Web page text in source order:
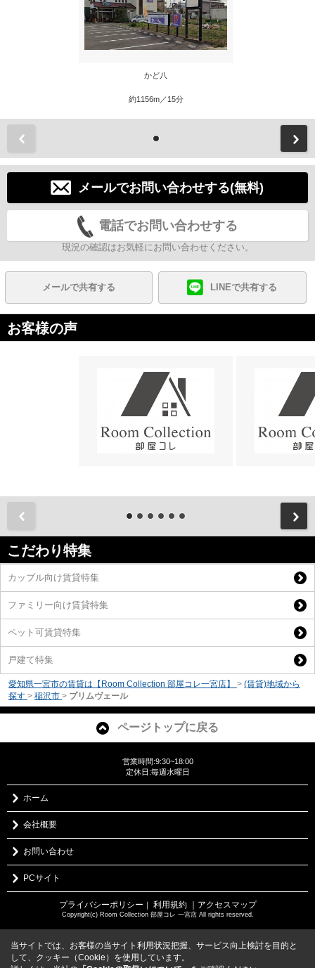
かど八
約1156m／15分
メールでお問い合わせする(無料)
電話でお問い合わせする
現況の確認はお気軽にお問い合わせください。
メールで共有する LINEで共有する
お客様の声
こだわり特集
カップル向け賃貸特集
ファミリー向け賃貸特集
ペット可賃貸特集
戸建て特集
愛知県一宮市の賃貸は【Room Collection 部屋コレ一宮店】 > (賃貸)地域から
探す > 稲沢市 > プリムヴェール
ページトップに戻る
営業時間:9:30~18:00
定休日:毎週水曜日
ホーム
会社概要
お問い合わせ
PCサイト
プライバシーポリシー 利用規約 ｜アクセスマップ
Copyright(c) Room Collection 部屋コレ 一宮店 All rights reserved.
当サイトでは、お客様の当サイト利用状況把握、サービス向上検討を目的と
して、クッキー（Cookie）を使用しています。